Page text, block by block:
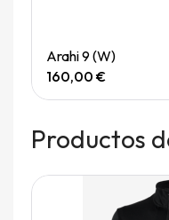
Arahi 9 (W)
160,00 €
Productos